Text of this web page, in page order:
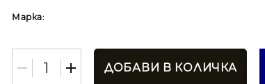
Марка: